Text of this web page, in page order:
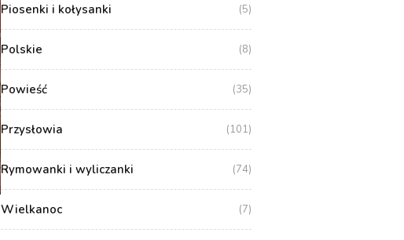
Piosenki i kołysanki (5)
Polskie (8)
Powieść (35)
Przysłowia (101)
Rymowanki i wyliczanki (74)
Wielkanoc (7)